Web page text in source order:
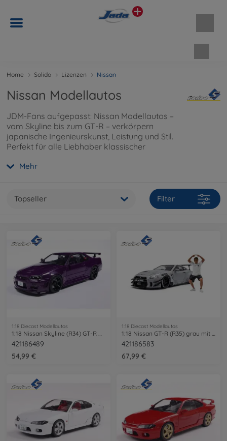
Home Solido Lizenzen Nissan
Nissan Modellautos
JDM-Fans aufgepasst: Nissan Modellautos –
vom Skyline bis zum GT-R – verkörpern
japanische Ingenieurskunst, Leistung und Stil.
Perfekt für alle Liebhaber klassischer
Mehr
Topseller Filter
1:18 Diecast Modellautos
1:18 Nissan Skyline (R34) GT-R Z Tune
421186489
54,99 €
1:18 Diecast Modellautos
1:18 Nissan GT-R (R35) grau mit Figur
421186583
67,99 €